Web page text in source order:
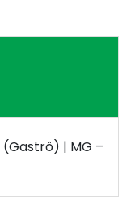
| MG –